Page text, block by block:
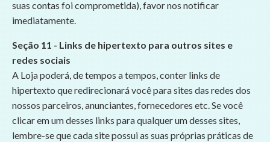
suas contas foi comprometida), favor nos notificar
imediatamente.
Seção 11 - Links de hipertexto para outros sites e
redes sociais
A Loja poderá, de tempos a tempos, conter links de
hipertexto que redirecionará você para sites das redes dos
nossos parceiros, anunciantes, fornecedores etc. Se você
clicar em um desses links para qualquer um desses sites,
lembre-se que cada site possui as suas próprias práticas de